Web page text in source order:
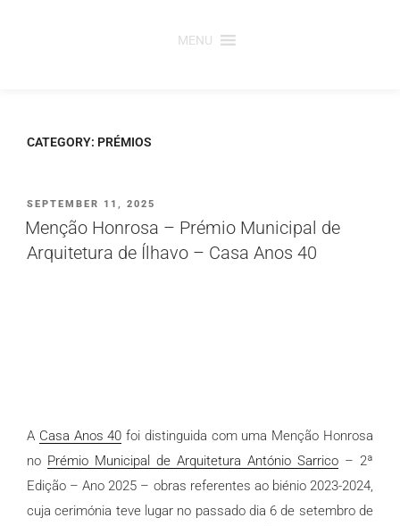
MENU
CATEGORY: PRÉMIOS
PUBLICADO
EM
SEPTEMBER 11, 2025
Menção Honrosa – Prémio Municipal de
Arquitetura de Ílhavo – Casa Anos 40
A Casa Anos 40 foi distinguida com uma Menção Honrosa
no Prémio Municipal de Arquitetura António Sarrico – 2ª
Edição – Ano 2025 – obras referentes ao biénio 2023-2024,
cuja cerimónia teve lugar no passado dia 6 de setembro de